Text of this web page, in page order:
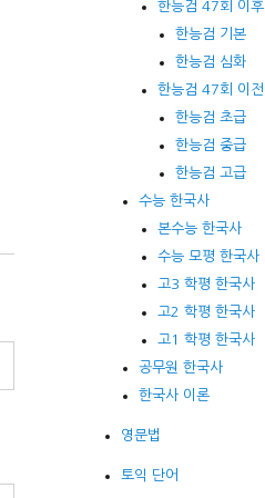
한능검 47회 이후
한능검 기본
한능검 심화
한능검 47회 이전
한능검 초급
한능검 중급
한능검 고급
수능 한국사
본수능 한국사
수능 모평 한국사
고3 학평 한국사
고2 학평 한국사
고1 학평 한국사
공무원 한국사
한국사 이론
영문법
토익 단어